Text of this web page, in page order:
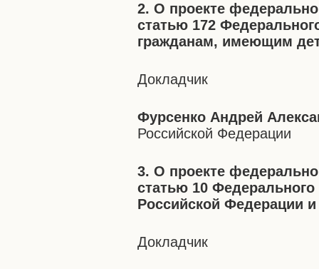
2. О проекте
статью 172
гражданам, имеющим
Докладчик
Фурсенко Андрей
Российской Федерации
3. О проекте
статью 10
Российской Федерации
Докладчик